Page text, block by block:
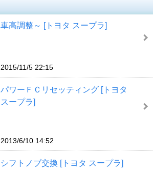
車高調整～ [トヨタ スープラ]
2015/11/5 22:15
パワーＦＣリセッティング [トヨタ
スープラ]
2013/6/10 14:52
シフトノブ交換 [トヨタ スープラ]